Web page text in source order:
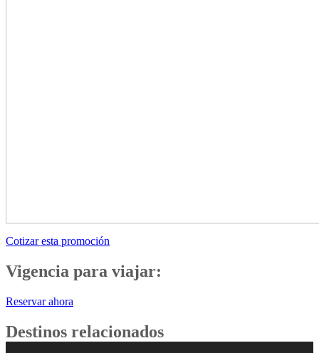
Cotizar esta promoción
Vigencia para viajar:
Reservar ahora
Destinos relacionados